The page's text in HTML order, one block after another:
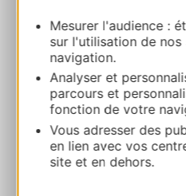
Mesurer l'audience :
sur l'utilisation de
navigation.
Analyser et
parcours et
fonction de votre
Vous adresser des
en lien avec vos
site et en dehors.
Chambres
SEGALA 12390
Calcola il tuo
+33565644004